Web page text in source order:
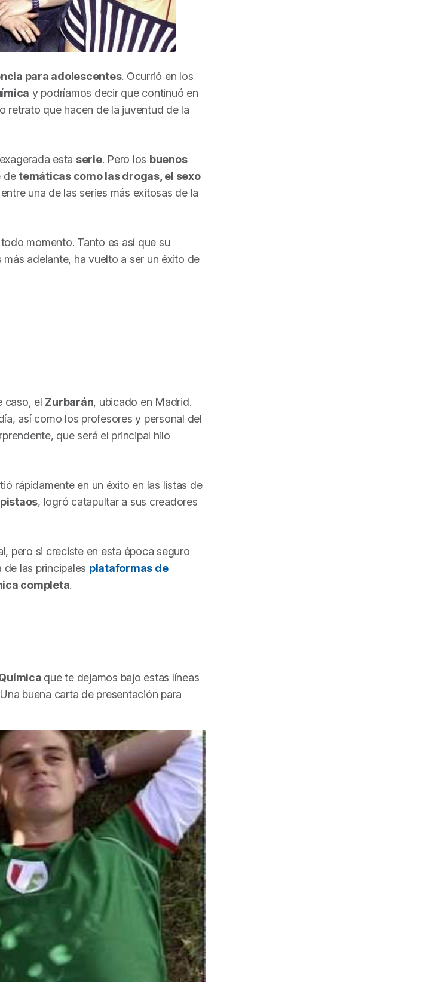
para adolescentes. Ocurrió en los
y podríamos decir que continuó en
retrato que hacen de la juventud de la
esta serie. Pero los buenos
detemáticas como las drogas, el sexo
una de las series más exitosas de la
momento. Tanto es así que su
adelante, ha vuelto a ser un éxito de
caso, el Zurbarán, ubicado en Madrid.
así como los profesores y personal del
que será el principal hilo
rápidamente en un éxito en las listas de
, logró catapultar a sus creadores
pero si creciste en esta época seguro
las principales plataformas de
completa.
que te dejamos bajo estas líneas
buena carta de presentación para